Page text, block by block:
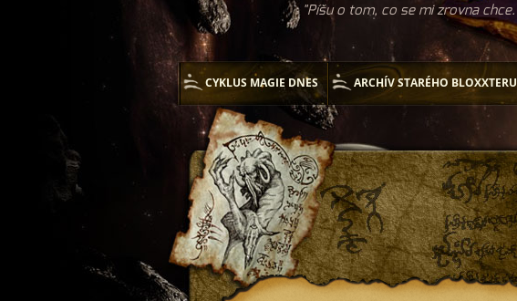
Píšu o tom, co se mi zrovna chce.
CYKLUS MAGIE DNES ARCHÍV STARÉHO BLOXXTERU